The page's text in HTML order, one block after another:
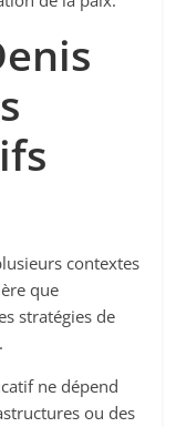
contextes
que
stratégies de
ne dépend
ou des